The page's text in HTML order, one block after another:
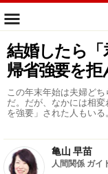
結婚したら
帰省強要を拒
この年末年始は夫婦ど
だ。だが、なかには相
を強要」された人もいる
亀山 早苗
人間関係 ガイ